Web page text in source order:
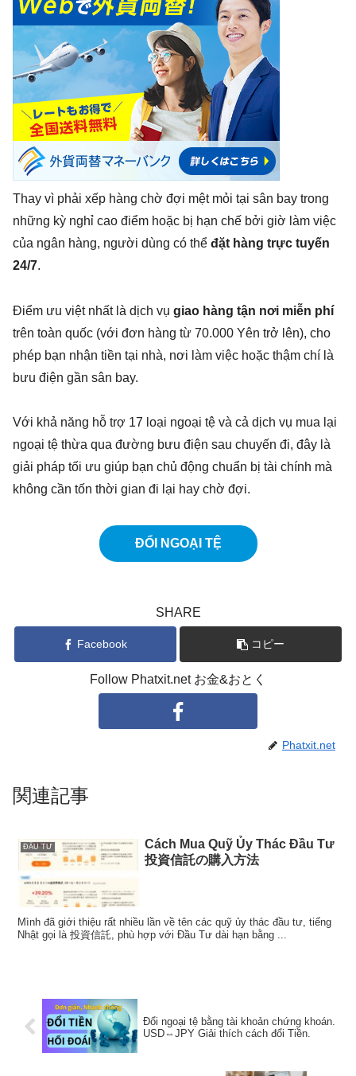
Thay vì phải xếp hàng chờ đợi mệt mỏi tại sân bay trong
những kỳ nghỉ cao điểm hoặc bị hạn chế bởi giờ làm việc
của ngân hàng, người dùng có thể đặt hàng trực tuyến
24/7.
Điểm ưu việt nhất là dịch vụ giao hàng tận nơi miễn phí
trên toàn quốc (với đơn hàng từ 70.000 Yên trở lên), cho
phép bạn nhận tiền tại nhà, nơi làm việc hoặc thậm chí là
bưu điện gần sân bay.
Với khả năng hỗ trợ 17 loại ngoại tệ và cả dịch vụ mua lại
ngoại tệ thừa qua đường bưu điện sau chuyến đi, đây là
giải pháp tối ưu giúp bạn chủ động chuẩn bị tài chính mà
không cần tốn thời gian đi lại hay chờ đợi.
ĐỔI NGOẠI TỆ
SHARE
Facebook コピー
Follow Phatxit.net お金&おとく
Phatxit.net
関連記事
ĐẦU TƯ
Cách Mua Quỹ Ủy Thác Đầu Tư
投資信託の購入方法
Mình đã giới thiệu rất nhiều lần về tên các quỹ ủy thác đầu tư, tiếng
Nhật gọi là 投資信託, phù hợp với Đầu Tư dài hạn bằng ...
Đổi ngoại tệ bằng tài khoản chứng khoán.
USD⇔JPY Giải thích cách đổi Tiền.